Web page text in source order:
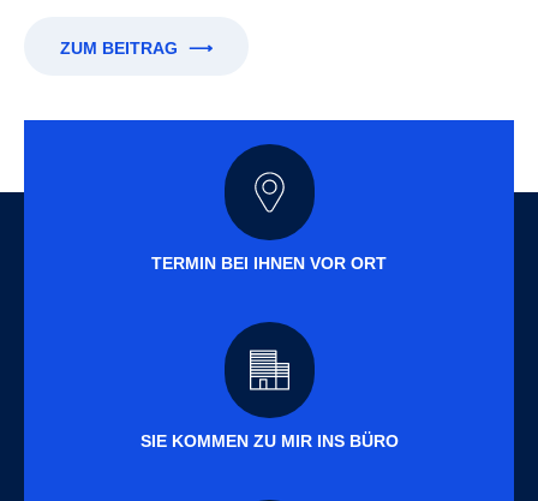
ZUM BEITRAG ⟶
TERMIN BEI IHNEN VOR ORT
SIE KOMMEN ZU MIR INS BÜRO